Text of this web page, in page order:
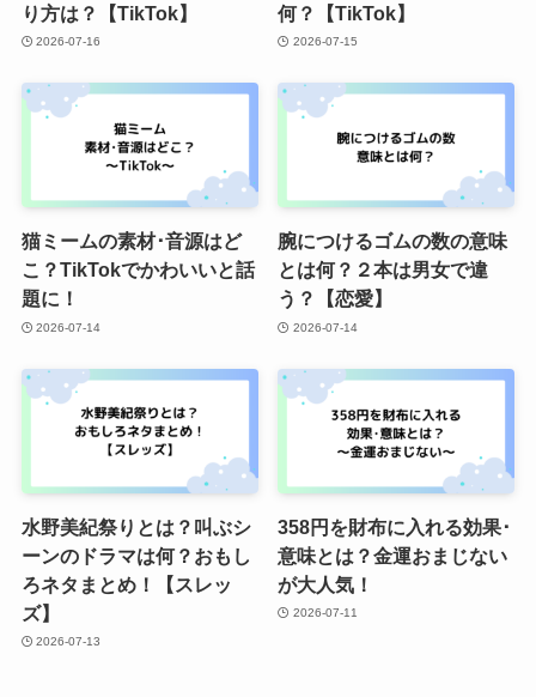
り方は？【TikTok】
2026-07-16
何？【TikTok】
2026-07-15
猫ミームの素材･音源はど
こ？TikTokでかわいいと話
題に！
2026-07-14
腕につけるゴムの数の意味
とは何？２本は男女で違
う？【恋愛】
2026-07-14
水野美紀祭りとは？叫ぶシ
ーンのドラマは何？おもし
ろネタまとめ！【スレッ
ズ】
2026-07-13
358円を財布に入れる効果･
意味とは？金運おまじない
が大人気！
2026-07-11